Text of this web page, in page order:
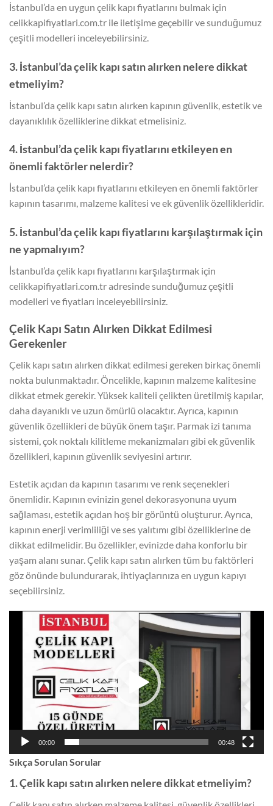
İstanbul’da en uygun çelik kapı fiyatlarını bulmak için
celikkapifiyatlari.com.tr ile iletişime geçebilir ve sunduğumuz
çeşitli modelleri inceleyebilirsiniz.
3. İstanbul’da çelik kapı satın alırken nelere dikkat
etmeliyim?
İstanbul’da çelik kapı satın alırken kapının güvenlik, estetik ve
dayanıklılık özelliklerine dikkat etmelisiniz.
4. İstanbul’da çelik kapı fiyatlarını etkileyen en
önemli faktörler nelerdir?
İstanbul’da çelik kapı fiyatlarını etkileyen en önemli faktörler
kapının tasarımı, malzeme kalitesi ve ek güvenlik özellikleridir.
5. İstanbul’da çelik kapı fiyatlarını karşılaştırmak için
ne yapmalıyım?
İstanbul’da çelik kapı fiyatlarını karşılaştırmak için
celikkapifiyatlari.com.tr adresinde sunduğumuz çeşitli
modelleri ve fiyatları inceleyebilirsiniz.
Çelik Kapı Satın Alırken Dikkat Edilmesi
Gerekenler
Çelik kapı satın alırken dikkat edilmesi gereken birkaç önemli
nokta bulunmaktadır. Öncelikle, kapının malzeme kalitesine
dikkat etmek gerekir. Yüksek kaliteli çelikten üretilmiş kapılar,
daha dayanıklı ve uzun ömürlü olacaktır. Ayrıca, kapının
güvenlik özellikleri de büyük önem taşır. Parmak izi tanıma
sistemi, çok noktalı kilitleme mekanizmaları gibi ek güvenlik
özellikleri, kapının güvenlik seviyesini artırır.
Estetik açıdan da kapının tasarımı ve renk seçenekleri
önemlidir. Kapının evinizin genel dekorasyonuna uyum
sağlaması, estetik açıdan hoş bir görüntü oluşturur. Ayrıca,
kapının enerji verimliliği ve ses yalıtımı gibi özelliklerine de
dikkat edilmelidir. Bu özellikler, evinizde daha konforlu bir
yaşam alanı sunar. Çelik kapı satın alırken tüm bu faktörleri
göz önünde bulundurarak, ihtiyaçlarınıza en uygun kapıyı
seçebilirsiniz.
oynatıcı
00:00 00:48
Sıkça Sorulan Sorular
1. Çelik kapı satın alırken nelere dikkat etmeliyim?